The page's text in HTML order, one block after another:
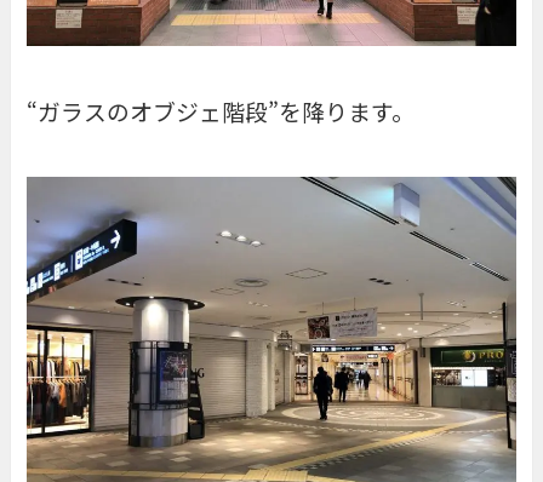
“ガラスのオブジェ階段”を降ります。